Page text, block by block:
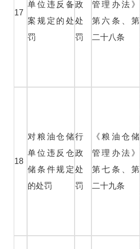
17
单位违反备
案规定的处
罚
政
处
罚
管理办法》
第六条、第
二十八条
18
对粮油仓储
单位违反仓
储条件规定
的处罚
行
政
处
罚
《粮油仓储
管理办法》
第七条、第
二十九条